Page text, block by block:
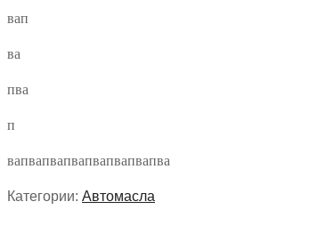
вап
ва
пва
п
вапвапвапвапвапвапвапва
Категории: Автомасла